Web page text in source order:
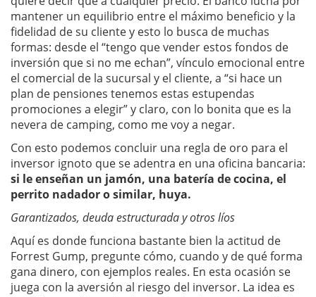
mantener un equilibrio entre el máximo beneficio y la
fidelidad de su cliente y esto lo busca de muchas
formas: desde el “tengo que vender estos fondos de
inversión que si no me echan”, vínculo emocional entre
el comercial de la sucursal y el cliente, a “si hace un
plan de pensiones tenemos estas estupendas
promociones a elegir” y claro, con lo bonita que es la
nevera de camping, como me voy a negar.
Con esto podemos concluir una regla de oro para el
inversor ignoto que se adentra en una oficina bancaria:
si le enseñan un jamón, una batería de cocina, el
perrito nadador o similar, huya.
Garantizados, deuda estructurada y otros líos
Aquí es donde funciona bastante bien la actitud de
Forrest Gump, pregunte cómo, cuando y de qué forma
gana dinero, con ejemplos reales. En esta ocasión se
juega con la aversión al riesgo del inversor. La idea es